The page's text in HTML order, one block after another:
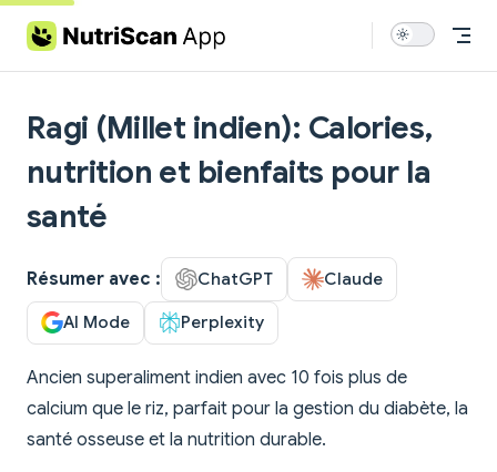
Skip to content
Ragi (Millet indien): Calories,
nutrition et bienfaits pour la
santé
Résumer avec : ChatGPT Claude
AI Mode Perplexity
Ancien superaliment indien avec 10 fois plus de
calcium que le riz, parfait pour la gestion du diabète, la
santé osseuse et la nutrition durable.